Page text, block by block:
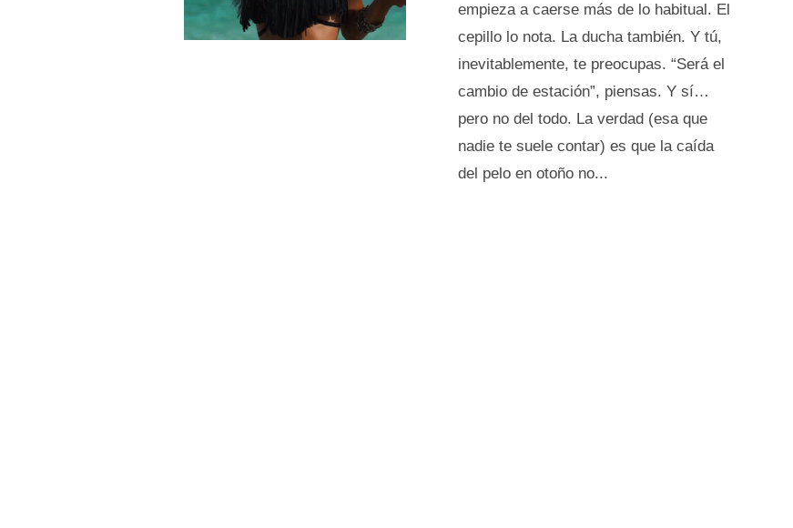
empieza a caerse más de lo habitual. El
cepillo lo nota. La ducha también. Y tú,
inevitablemente, te preocupas. “Será el
cambio de estación”, piensas. Y sí…
pero no del todo. La verdad (esa que
nadie te suele contar) es que la caída
del pelo en otoño no...